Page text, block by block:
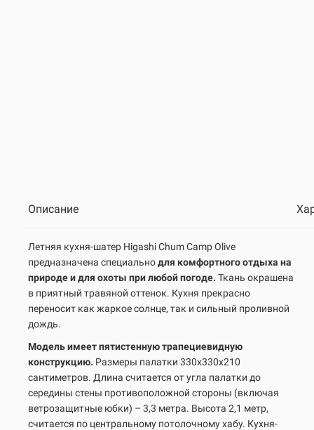
Описание
Летняя кухня-шатер Higashi Chum Camp Olive
предназначена специальнодля комфортного отдыха на
природе и для охоты при любой погоде. Ткань окрашена
в приятный травяной оттенок. Кухня прекрасно
переносит как жаркое солнце, так и сильный проливной
дождь.
Модель имеет пятистенную трапециевидную
конструкцию. Размеры палатки 330х330х210
сантиметров. Длина считается от угла палатки до
середины стены противоположной стороны (включая
ветрозащитные юбки) – 3,3 метра. Высота 2,1 метр,
считается по центральному потолочному хабу. Кухня-